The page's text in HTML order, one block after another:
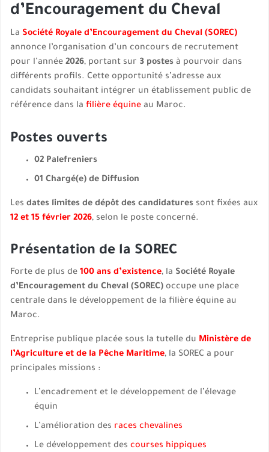
d’Encouragement du Cheval
La Société Royale d’Encouragement du Cheval (SOREC)
annonce l’organisation d’un concours de recrutement
pour l’année 2026, portant sur 3 postes à pourvoir dans
différents profils. Cette opportunité s’adresse aux
candidats souhaitant intégrer un établissement public de
référence dans la filière équine au Maroc.
Postes ouverts
02 Palefreniers
01 Chargé(e) de Diffusion
Les dates limites de dépôt des candidatures sont fixées aux
12 et 15 février 2026, selon le poste concerné.
Présentation de la SOREC
Forte de plus de 100 ans d’existence, la Société Royale
d’Encouragement du Cheval (SOREC) occupe une place
centrale dans le développement de la filière équine au
Maroc.
Entreprise publique placée sous la tutelle du Ministère de
l’Agriculture et de la Pêche Maritime, la SOREC a pour
principales missions :
L’encadrement et le développement de l’élevage
équin
L’amélioration des races chevalines
Le développement des courses hippiques